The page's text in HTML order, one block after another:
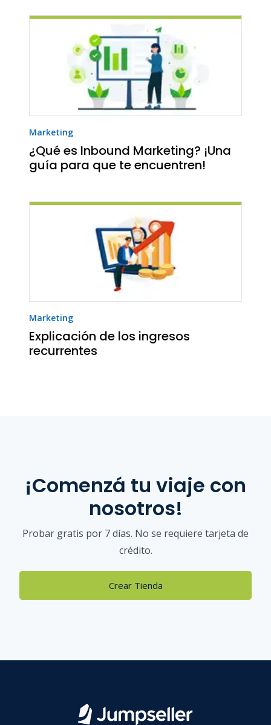
Marketing
¿Qué es Inbound Marketing? ¡Una
guía para que te encuentren!
Marketing
Explicación de los ingresos
recurrentes
¡Comenzá tu viaje con
nosotros!
Probar gratis por 7 días. No se requiere tarjeta de
crédito.
Crear Tienda